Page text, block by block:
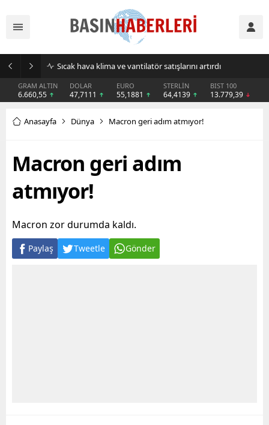
Sıcak hava klima ve vantilatör satışlarını artırdı
GRAM ALTIN
6.660,55
DOLAR
47,7111
EURO
55,1881
STERLİN
64,4139
BIST 100
13.779,39
Anasayfa Dünya Macron geri adım atmıyor!
Macron geri adım
atmıyor!
Macron zor durumda kaldı.
Paylaş Tweetle Gönder